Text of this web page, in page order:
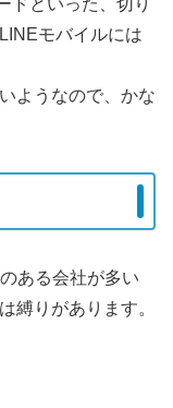
モバイルには
ようなので、かな
ある会社が多い
縛りがあります。